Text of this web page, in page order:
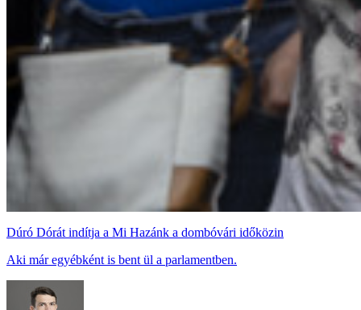
Dúró Dórát indítja a Mi Hazánk a dombóvári időközin
Aki már egyébként is bent ül a parlamentben.